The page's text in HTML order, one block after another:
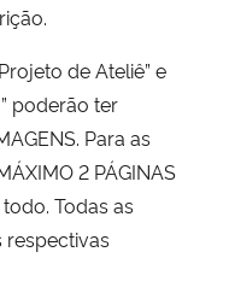
de Ateliê” e
poderão ter
Para as
2 PÁGINAS
Todas as
respectivas